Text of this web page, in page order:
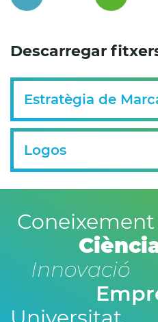
Descarregar
Estratègia de
Logos
Coneixement
Innovació